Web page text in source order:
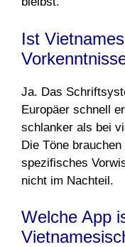
Ist
Ja. Das
Europäer schnell
schlanker als bei
Die Töne
spezifisches
nicht im Nachteil.
Welche App